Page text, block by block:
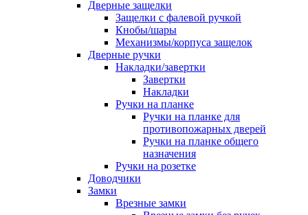
Дверные защелки
Защелки с фалевой ручкой
Кнобы/шары
Механизмы/корпуса защелок
Дверные ручки
Накладки/завертки
Завертки
Накладки
Ручки на планке
Ручки на планке для
противопожарных дверей
Ручки на планке общего
назначения
Ручки на розетке
Доводчики
Замки
Врезные замки